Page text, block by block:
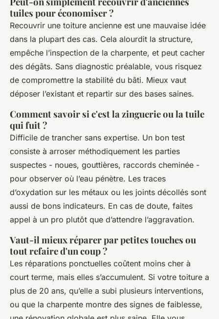
tuiles pour économiser ?
Recouvrir une toiture ancienne est une mauvaise idée
dans la plupart des cas. Cela alourdit la structure,
empêche l’inspection de la charpente, et peut cacher
des dégâts. Sans diagnostic préalable, vous risquez
de compromettre la stabilité du bâti. Mieux vaut
déposer l’existant et repartir sur des bases saines.
Comment savoir si c'est la zinguerie ou la tuile
qui fuit ?
Difficile de trancher sans expertise. Un bon test
consiste à arroser méthodiquement les parties
suspectes - noues, gouttières, raccords cheminée -
pour observer où l’eau pénètre. Les traces
d’oxydation sur les métaux ou les joints décollés sont
aussi de bons indicateurs. En cas de doute, faites
appel à un pro plutôt que d’attendre l’aggravation.
Vaut-il mieux réparer par petites touches ou
tout refaire d'un coup ?
Les réparations ponctuelles coûtent moins cher à
court terme, mais elles s’accumulent. Si votre toiture a
plus de 20 ans, qu’elle a subi plusieurs interventions,
ou que la charpente montre des signes de faiblesse,